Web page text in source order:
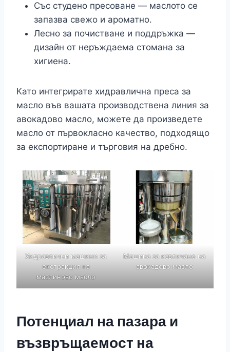
Със студено пресоване — маслото се
запазва свежо и ароматно.
Лесно за почистване и поддръжка —
дизайн от неръждаема стомана за
хигиена.
Като интегрирате хидравлична преса за
масло във вашата производствена линия за
авокадово масло, можете да произведете
масло от първокласно качество, подходящо
за експортиране и търговия на дребно.
Хидравлични машини за
екстракция на
маслиново масло
Машина за извличане на
авокадово масло
Потенциал на пазара и
възвръщаемост на